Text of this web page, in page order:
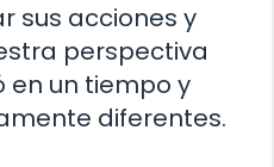
sus acciones y
perspectiva
en un tiempo y
diferentes.